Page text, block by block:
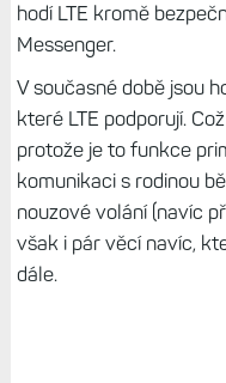
hodí LTE kromě
Messenger.
V současné době jsou
které LTE podporují.
protože je to funkce
komunikaci s rodinou
nouzové volání (navíc
však i pár věcí navíc,
dále.